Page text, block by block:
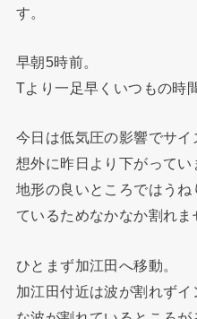
す。
早朝5時前。
Tより一足早くいつもの時
今日は低気圧の影響でサ
想外に昨日より下がってい
地形の良いところではう
ているためなかなか割れま
ひとまず加江田へ移動。
加江田付近は波が割れず